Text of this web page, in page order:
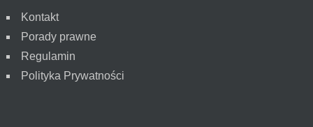
Kontakt
Porady prawne
Regulamin
Polityka Prywatności